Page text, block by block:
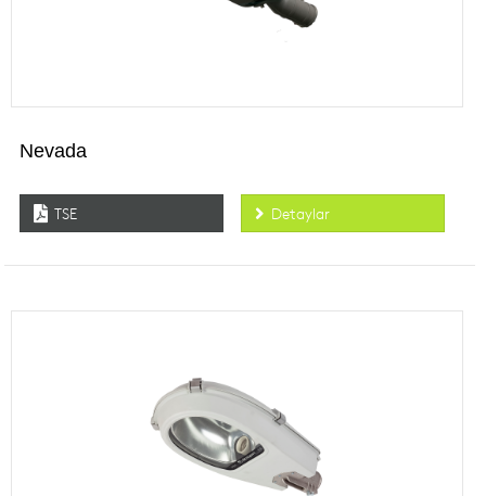
Nevada
TSE Detaylar